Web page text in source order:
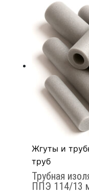
Жгуты и
труб
Трубная
ППЭ 114/13